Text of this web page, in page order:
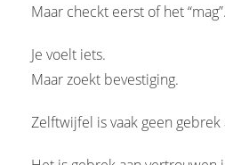
Maar checkt eerst of het “mag”.
Je voelt iets.
Maar zoekt bevestiging.
Zelftwijfel is vaak geen gebrek